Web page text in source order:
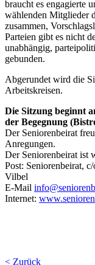
braucht es engagierte
wählenden Mitglieder
zusammen,
Parteien gibt es nicht
unabhängig,
gebunden.
Abgerundet wird die
Arbeitskreisen.
Die Sitzung beginnt
der Begegnung
Der Seniorenbeirat
Anregungen.
Der Seniorenbeirat ist
Post: Seniorenbeirat,
Vilbel
E-Mail
Internet:
< Zurück